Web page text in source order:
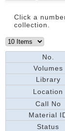
Click a
collection.
No.
Volumes
Library
Location
Call No
Material
Status